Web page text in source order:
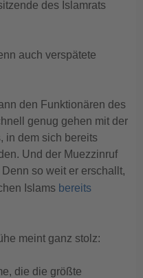
des Islamrats
auch verspätete
den Funktionären des
genug gehen mit der
in dem sich bereits
Und der Muezzinruf
so weit er erschallt,
Islams bereits
meint ganz stolz:
die die größte